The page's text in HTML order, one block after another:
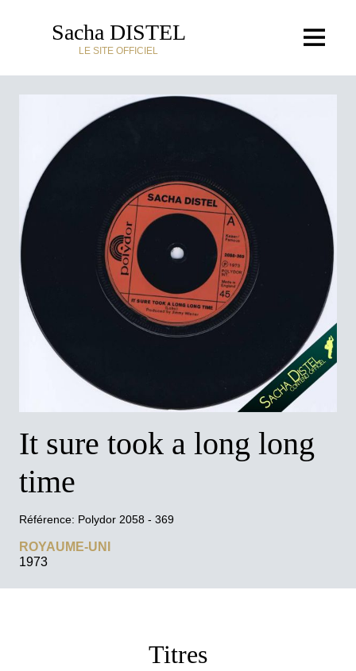
Sacha DISTEL
LE SITE OFFICIEL
DISCOGRAPHIE
BIOGRAPHIE
MÉDIAS
ACTUALITÉS
LE JAZZMAN
LE CHANTEUR
LE CROONER
LE COMPOSITEUR
LE SHOWMAN
L'HOMME DE TÉLÉ
VERSION ANGLAISE
YOUTUBE
CONTACT PROFESSIONNEL
It sure took a long long
time
Référence: Polydor 2058 - 369
ROYAUME-UNI
1973
Titres